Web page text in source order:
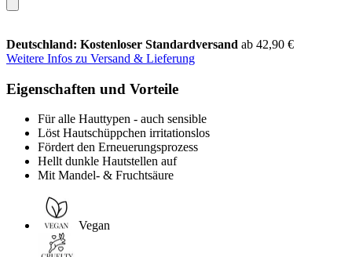
Deutschland: Kostenloser Standardversand ab 42,90 €
Weitere Infos zu Versand & Lieferung
Eigenschaften und Vorteile
Für alle Hauttypen - auch sensible
Löst Hautschüppchen irritationslos
Fördert den Erneuerungsprozess
Hellt dunkle Hautstellen auf
Mit Mandel- & Fruchtsäure
Vegan